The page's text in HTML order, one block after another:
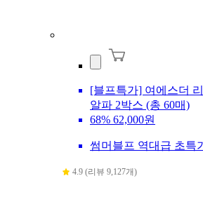
[블프특가] 여에스더
알파 2박스 (총 60매)
68% 62,000원
썸머블프 역대급 초특
4.9 (리뷰 9,127개)